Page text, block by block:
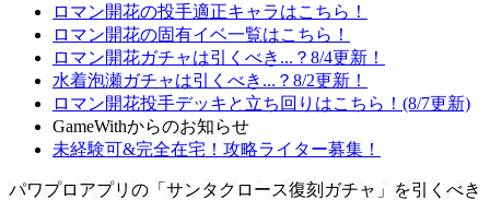
ロマン開花の投手適正キャラはこちら！
ロマン開花の固有イベ一覧はこちら！
ロマン開花ガチャは引くべき...？8/4更新！
水着泡瀬ガチャは引くべき...？8/2更新！
ロマン開花投手デッキと立ち回りはこちら！(8/7更新)
GameWithからのお知らせ
未経験可&完全在宅！攻略ライター募集！
パワプロアプリの「サンタクロース復刻ガチャ」を引くべき